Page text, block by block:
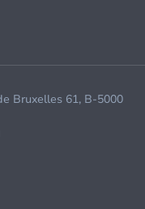
Bruxelles 61, B-5000